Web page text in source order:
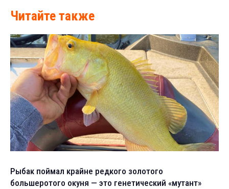
Читайте также
Рыбак поймал крайне редкого золотого
большеротого окуня — это генетический «мутант»